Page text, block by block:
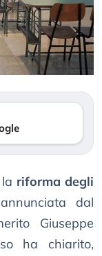
riforma degli
dal
Giuseppe
ha chiarito,